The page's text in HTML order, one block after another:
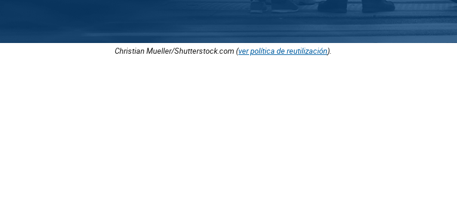
Christian Mueller/Shutterstock.com (ver política de reutilización).